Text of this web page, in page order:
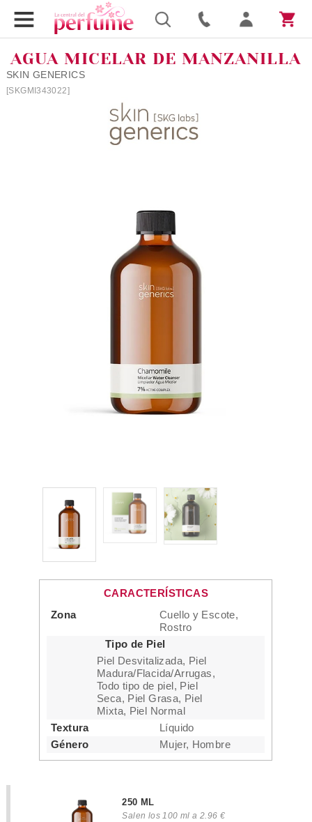
AGUA MICELAR DE MANZANILLA
SKIN GENERICS
[SKGMI343022]
CARACTERÍSTICAS
Zona
Cuello y Escote,
Rostro
Tipo de Piel
Piel Desvitalizada, Piel
Madura/Flacida/Arrugas,
Todo tipo de piel, Piel
Seca, Piel Grasa, Piel
Mixta, Piel Normal
Textura
Líquido
Género
Mujer, Hombre
250 ML
Salen los 100 ml a 2.96 €